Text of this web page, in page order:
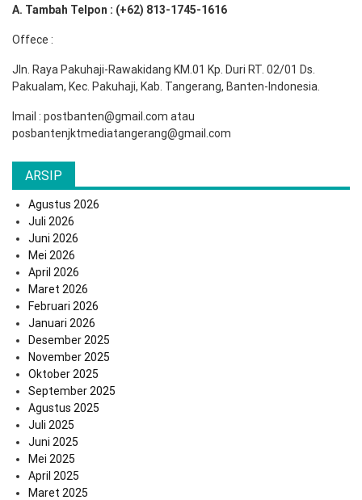
A. Tambah Telpon : (+62) 813-1745-1616
Offece :
Jln. Raya Pakuhaji-Rawakidang KM.01 Kp. Duri RT. 02/01 Ds.
Pakualam, Kec. Pakuhaji, Kab. Tangerang, Banten-Indonesia.
Imail : postbanten@gmail.com atau
posbantenjktmediatangerang@gmail.com
ARSIP
Agustus 2026
Juli 2026
Juni 2026
Mei 2026
April 2026
Maret 2026
Februari 2026
Januari 2026
Desember 2025
November 2025
Oktober 2025
September 2025
Agustus 2025
Juli 2025
Juni 2025
Mei 2025
April 2025
Maret 2025